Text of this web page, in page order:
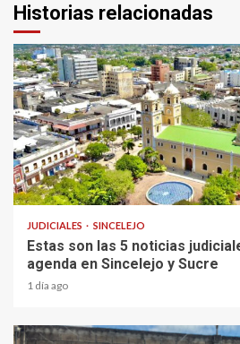
Historias relacionadas
2 min read
JUDICIALES SINCELEJO
Estas son las 5 noticias
agenda en Sincelejo y Sucre
1 día ago